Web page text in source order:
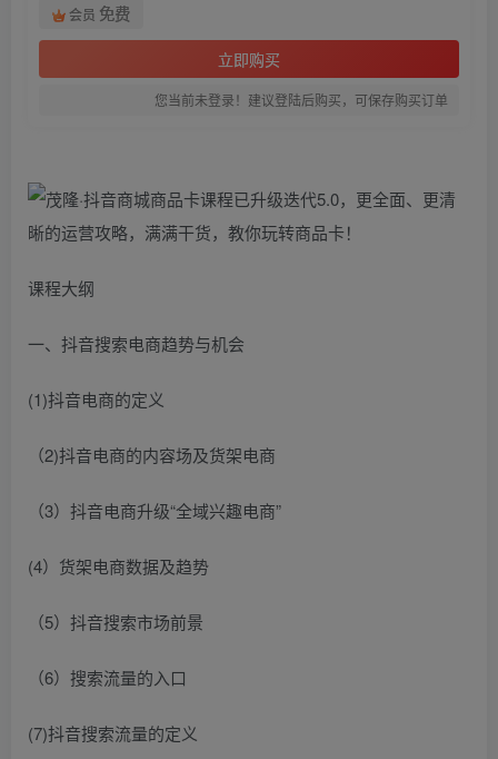
会员 免费
立即购买
您当前未登录！建议登陆后购买，可保存购买订单
课程大纲
一、抖音搜索电商趋势与机会
(1)抖音电商的定义
（2)抖音电商的内容场及货架电商
（3）抖音电商升级“全域兴趣电商”
(4）货架电商数据及趋势
（5）抖音搜索市场前景
（6）搜索流量的入口
(7)抖音搜索流量的定义